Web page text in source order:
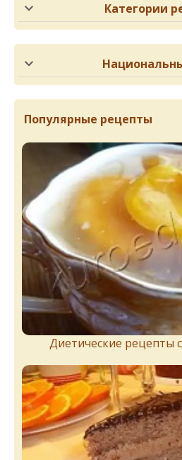
Категории
Популярные рецепты
Диетические рецепты